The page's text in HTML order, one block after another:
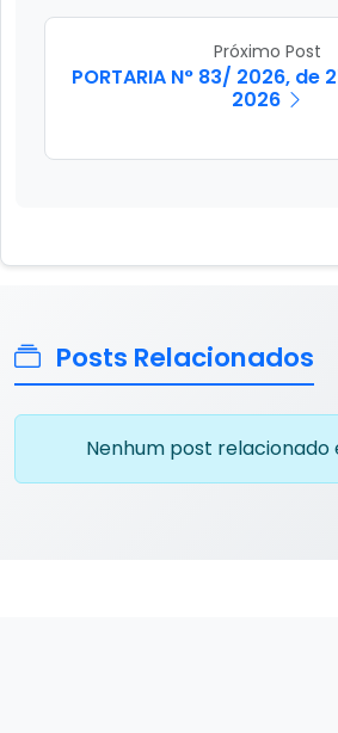
Próximo Post
PORTARIA N° 83/ 2026, de
2026
Posts Relacionados
Nenhum post relacionado